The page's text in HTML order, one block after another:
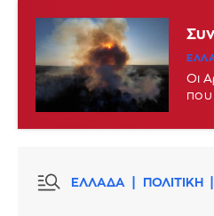
Οι
που
ΕΛΛΑΔΑ ΠΟΛΙΤΙΚΗ